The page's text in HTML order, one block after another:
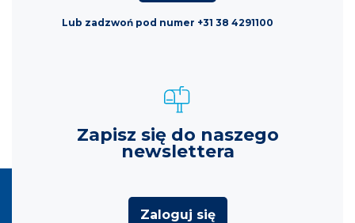
Lub zadzwoń pod numer +31 38 4291100
Zapisz się do naszego
newslettera
Zaloguj się